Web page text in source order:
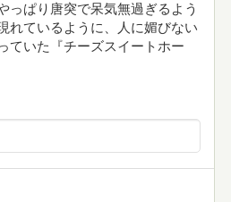
っぱり唐突で呆気無過ぎるよう
れているように、人に媚びない
ていた『チーズスイートホー